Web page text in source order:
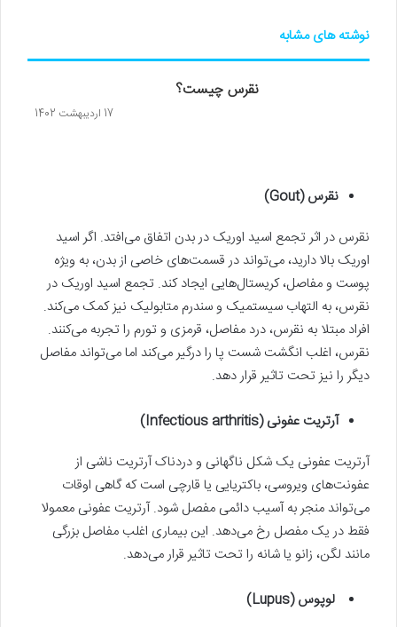
نوشته های مشابه
نقرس چیست؟
17 اردیبهشت 1402
نقرس (Gout)
نقرس در اثر تجمع اسید اوریک در بدن اتفاق می‌افتد. اگر اسید
اوریک بالا دارید، می‌تواند در قسمت‌های خاصی از بدن، به‌ ویژه
پوست و مفاصل، کریستال‌هایی ایجاد کند. تجمع اسید اوریک در
نقرس، به التهاب سیستمیک و سندرم متابولیک نیز کمک می‌کند.
افراد مبتلا به نقرس، درد مفاصل، قرمزی و تورم را تجربه می‌کنند.
نقرس، اغلب انگشت شست پا را درگیر می‌کند اما می‌تواند مفاصل
دیگر را نیز تحت تاثیر قرار دهد.
آرتریت عفونی (Infectious arthritis)
آرتریت عفونی یک شکل ناگهانی و دردناک آرتریت ناشی از
عفونت‌های ویروسی، باکتریایی یا قارچی است که گاهی اوقات
می‌تواند منجر به آسیب دائمی مفصل شود. آرتریت عفونی معمولا
فقط در یک مفصل رخ می‌دهد. این بیماری اغلب مفاصل بزرگی
مانند لگن، زانو یا شانه را تحت تاثیر قرار می‌دهد.
لوپوس (Lupus)